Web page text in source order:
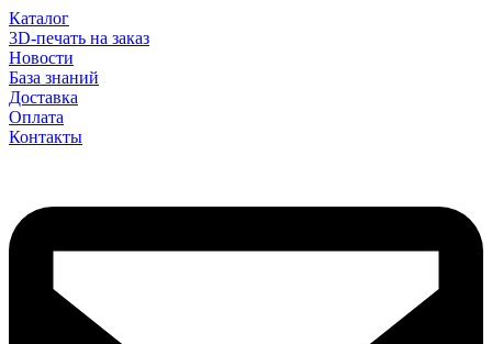
Каталог
3D-печать на заказ
Новости
База знаний
Доставка
Оплата
Контакты